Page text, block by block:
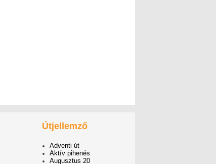
Útjellemző
Adventi út
Aktív pihenés
Augusztus 20